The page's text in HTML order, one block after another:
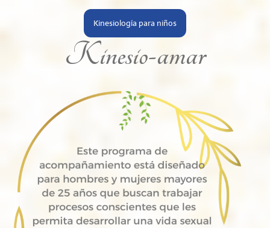
Kinesiología para niños
Kinesio-amar